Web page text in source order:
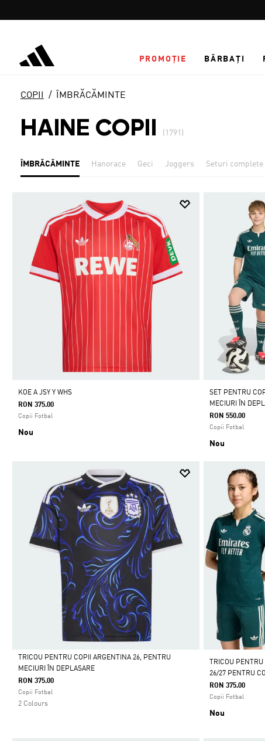
PROMOȚIE BĂRBAȚI
COPII ÎMBRĂCĂMINTE
HAINE COPII (1791)
ÎMBRĂCĂMINTE Hanorace Geci Joggers Seturi complete
KOE A JSY Y WHS
RON 375.00
Copii Fotbal
Nou
SET PENTRU
MECIURI ÎN
RON 550.00
Copii Fotbal
Nou
Da
TRICOU PENTRU COPII ARGENTINA 26, PENTRU
MECIURI ÎN DEPLASARE
RON 375.00
Copii Fotbal
2 Colours
TRICOU
26/27 PENTRU
RON 375.00
Copii Fotbal
Nou